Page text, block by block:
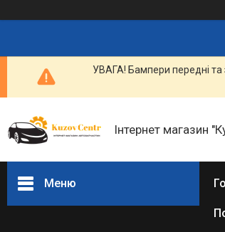
УВАГА! Бампери передні та
Інтернет магазин
Меню